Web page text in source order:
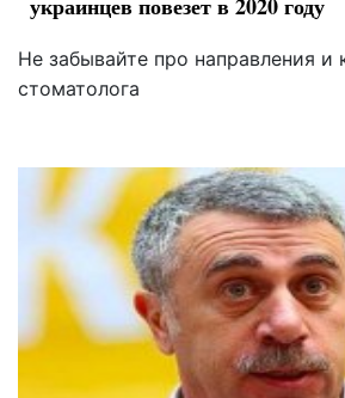
украинцев повезет в 2020 году
Не забывайте про направления и
стоматолога